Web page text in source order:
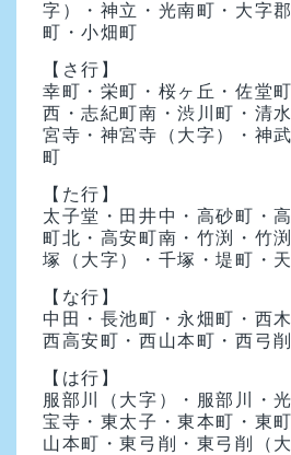
字）・神立・光南町・大字
町・小畑町
【さ行】
幸町・栄町・桜ヶ丘・佐堂
西・志紀町南・渋川町・清
宮寺・神宮寺（大字）・神
町
【た行】
太子堂・田井中・高砂町・
町北・高安町南・竹渕・竹
塚（大字）・千塚・堤町・
【な行】
中田・長池町・永畑町・西
西高安町・西山本町・西弓
【は行】
服部川（大字）・服部川・
宝寺・東太子・東本町・東
山本町・東弓削・東弓削（